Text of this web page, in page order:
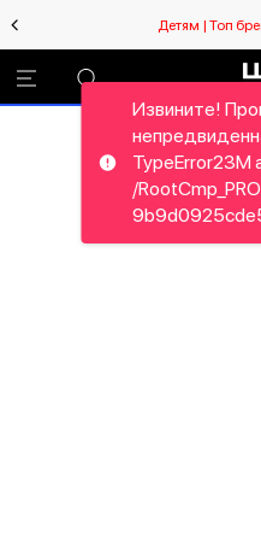
Детям | Топ
Извините!
TypeError23M
/